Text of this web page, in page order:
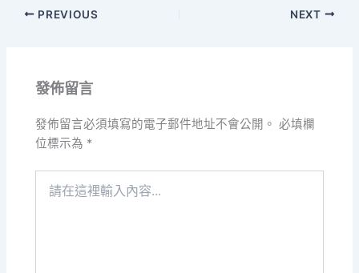
PREVIOUS NEXT
發佈留言
發佈留言必須填寫的電子郵件地址不會公開。 必填欄
位標示為 *